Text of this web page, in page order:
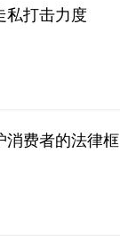
私打击力度
消费者的法律框